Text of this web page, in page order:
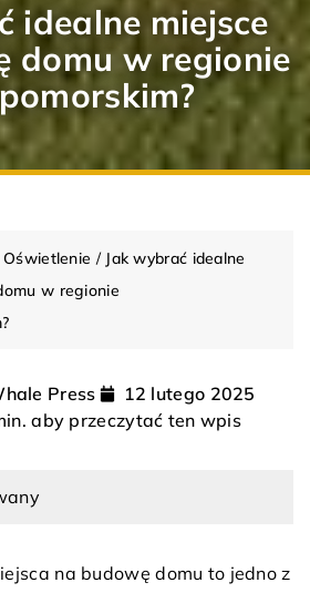
idealne miejsce
domu w regionie
Oświetlenie / Jak wybrać idealne
w regionie
Press
12 lutego 2025
aby przeczytać ten wpis
na budowę domu to jedno z